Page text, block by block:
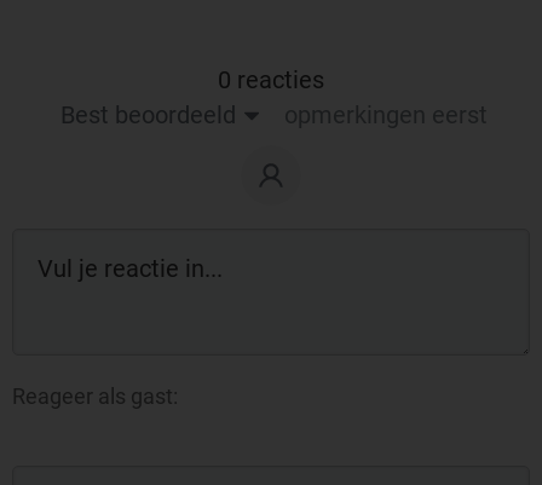
0 reacties
Best beoordeeld
opmerkingen eerst
Reageer als gast: